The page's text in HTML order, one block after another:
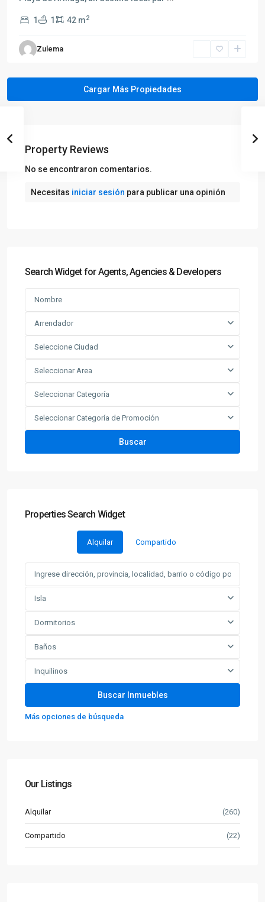
1 1 42 m2
Zulema
Property Reviews
No se encontraron comentarios.
Necesitas iniciar sesión para publicar una opinión
Search Widget for Agents, Agencies & Developers
Arrendador
Seleccione Ciudad
Seleccionar Area
Seleccionar Categoría
Seleccionar Categoría de Promoción
Buscar
Properties Search Widget
Alquilar Compartido
Isla
Dormitorios
Baños
Inquilinos
Más opciones de búsqueda
Our Listings
Alquilar (260)
Compartido (22)